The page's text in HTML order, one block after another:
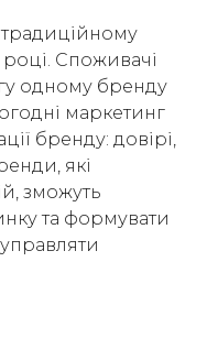
традиційному
Споживачі
одному бренду
маркетинг
бренду: довірі,
які
зможуть
та формувати